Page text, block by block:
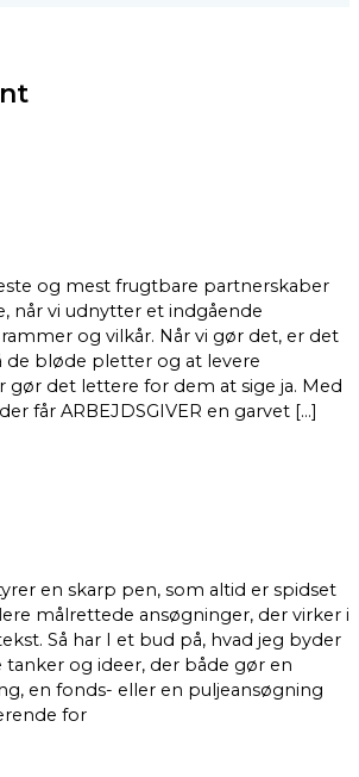
og mest frugtbare partnerskaber
når vi udnytter et indgående
og vilkår. Når vi gør det, er det
de bløde pletter og at levere
gør det lettere for dem at sige ja. Med
får ARBEJDSGIVER en garvet […]
en skarp pen, som altid er spidset
målrettede ansøgninger, der virker i
Så har I et bud på, hvad jeg byder
tanker og ideer, der både gør en
en fonds- eller en puljeansøgning
for